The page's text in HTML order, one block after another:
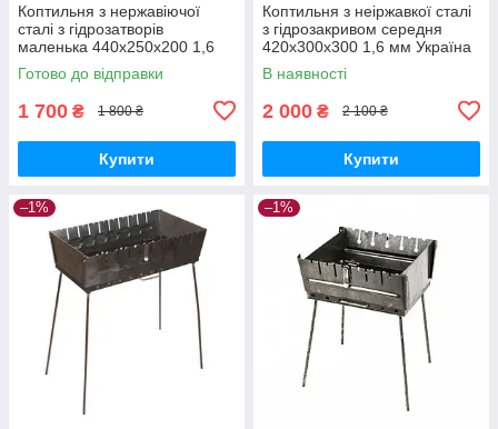
Коптильня з нержавіючої
сталі з гідрозатворів
маленька 440х250х200 1,6
мм Україна
Готово до відправки
1 700 ₴ 1 800 ₴
Купити
Коптильня з неіржавкої сталі
з гідрозакривом середня
420х300х300 1,6 мм Україна
В наявності
2 000 ₴ 2 100 ₴
Купити
–1% –1%